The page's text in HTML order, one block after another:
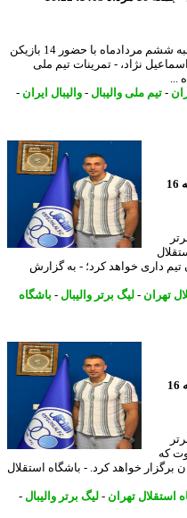
تمرینات تیم ملی والیبال ایران از روز سه شنبه ششم مردادماه با حضور 14 بازیکن
نژاد، - تمرینات تیم ملی
تیم ملی والیبال-والیبال ایران -
داری خواهد کرد؛ - به گزارش
- لیگ برتر والیبال-باشگاه
خواهد کرد. - باشگاه استقلال
تهران- لیگ برتر والیبال-